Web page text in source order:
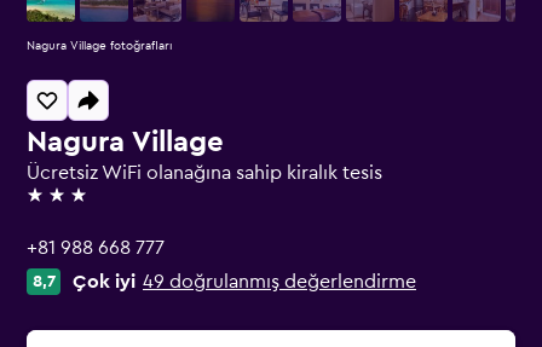
Nagura Village
Ücretsiz WiFi olanağına sahip kiralık tesis
3 yıldız
+81 988 668 777
8,7 Çok iyi 49 doğrulanmış değerlendirme
Nagura Village fotoğrafları